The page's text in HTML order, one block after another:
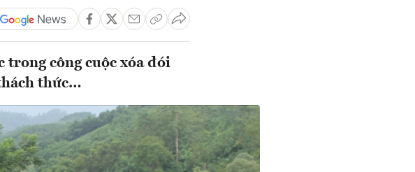
trong công cuộc xóa đói
thức…